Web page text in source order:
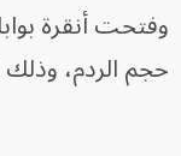
وفتحت أنقرة
حجم الردم، وذلك للمرة